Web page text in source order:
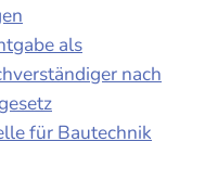
als
nach
für Bautechnik